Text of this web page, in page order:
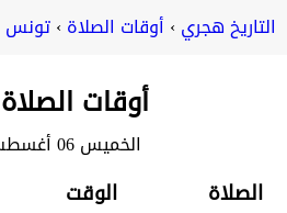
التاريخ هجري أوقات الصلاة تونس
أوقات
الخميس 06 أغسطس 2026
الصلاة
الوقت